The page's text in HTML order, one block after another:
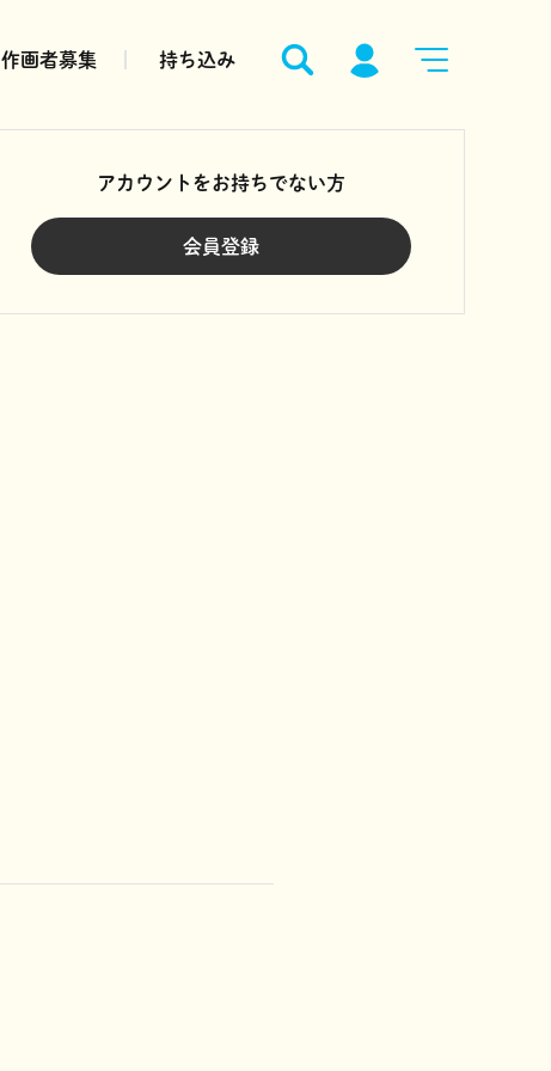
作画者募集 持ち込み
アカウントをお持ちでない方
会員登録